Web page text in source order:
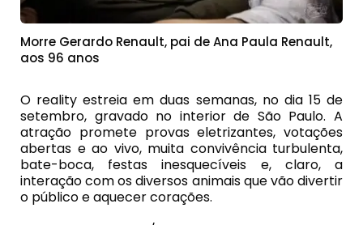
Morre Gerardo Renault, pai de Ana Paula Renault,
aos 96 anos
O reality estreia em duas semanas, no dia 15 de
setembro, gravado no interior de São Paulo. A
atração promete provas eletrizantes, votações
abertas e ao vivo, muita convivência turbulenta,
bate-boca, festas inesquecíveis e, claro, a
interação com os diversos animais que vão divertir
o público e aquecer corações.